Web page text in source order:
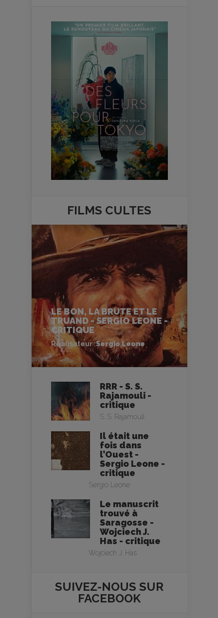
FILMS CULTES
LE BON, LA BRUTE ET LE
TRUAND - SERGIO LEONE -
CRITIQUE
Réalisateur :Sergio Leone
RRR - S. S.
Rajamouli -
critique
S. S. Rajamouli
Il était une
fois dans
l’Ouest -
Sergio Leone -
critique
Sergio Leone
Le manuscrit
trouvé à
Saragosse -
Wojciech J.
Has - critique
Wojciech J. Has
SUIVEZ-NOUS SUR
FACEBOOK